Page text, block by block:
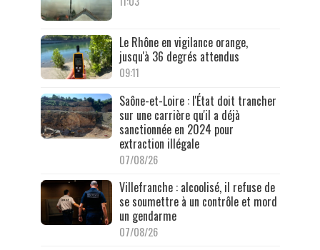
Le Rhône en vigilance orange,
jusqu'à 36 degrés attendus
09:11
Saône-et-Loire : l'État doit trancher
sur une carrière qu'il a déjà
sanctionnée en 2024 pour
extraction illégale
07/08/26
Villefranche : alcoolisé, il refuse de
se soumettre à un contrôle et mord
un gendarme
07/08/26